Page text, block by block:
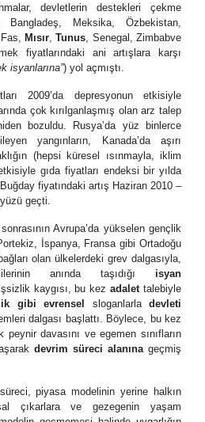
devletlerin destekleri çekme
Meksika, Özbekistan,
Mısır, Tunus , Senegal, Zimbabve
fiyatlarındaki ani artışlara karşı
isyanlarına”) yol açmıştı
2009’da depresyonun etkisiyle
çok kırılganlaşmış olan arz talep
bozuldu. Rusya’da yüz binlerce
yangınların, Kanada’da aşırı
(hepsi küresel ısınmayla, iklim
gıda fiyatları endeksi bir yılda
fiyatındaki artış Haziran 2010 –
geçti.
Avrupa’da yükselen gençlik
İspanya, Fransa gibi Ortadoğu
olan ülkelerdeki grev dalgasıyla,
anında taşıdığı
isyan
kaygısı, bu kez adalet talebiyle
gibi evrensel sloganlarla
devleti
dalgası başlattı. Böylece, bu kez
davasını ve egemen sınıfların
devrim süreci alanına geçmiş
piyasa modelinin yerine halkın
çıkarlara ve gezegenin yaşam